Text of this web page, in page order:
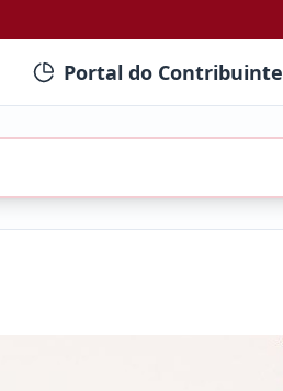
Portal do Contribuinte